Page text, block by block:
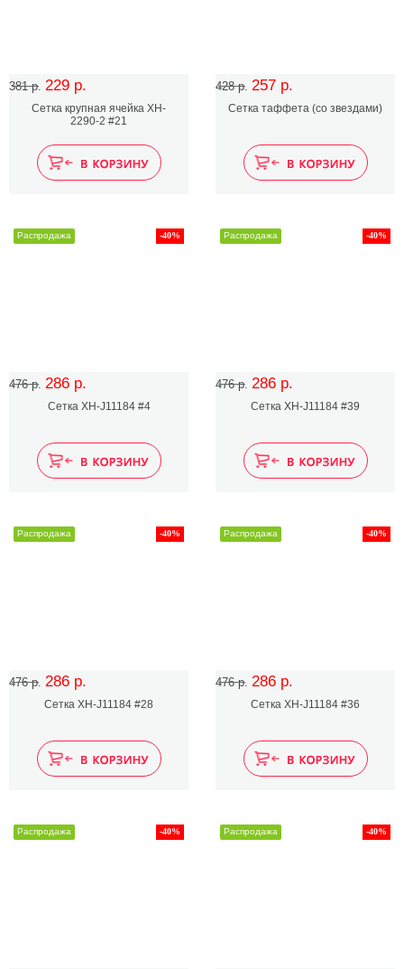
381 р. 229 р.
Сетка крупная ячейка XH-
2290-2 #21
428 р. 257 р.
Сетка таффета (со звездами)
476 р. 286 р.
-40%
Распродажа
Сетка XH-J11184 #4
476 р. 286 р.
-40%
Распродажа
Сетка XH-J11184 #39
476 р. 286 р.
-40%
Распродажа
Сетка XH-J11184 #28
476 р. 286 р.
-40%
Распродажа
Сетка XH-J11184 #36
-40%
Распродажа -40%
Распродажа